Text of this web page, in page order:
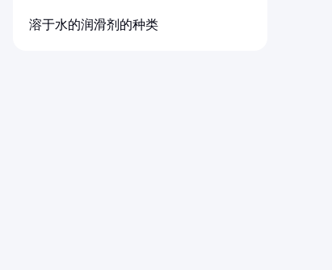
溶于水的润滑剂的种类